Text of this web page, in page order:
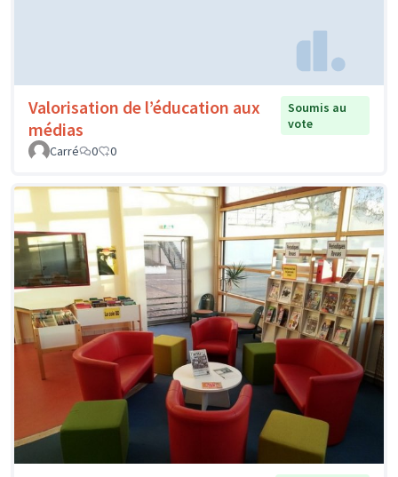
Valorisation de l’éducation aux
médias
Soumis au
vote
Carré
0 0